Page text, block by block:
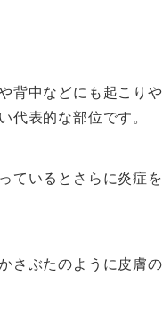
背中などにも起こりや
代表的な部位です。
ているとさらに炎症を
さぶたのように皮膚の